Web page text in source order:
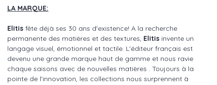
LA MARQUE:
Elitis fête déjà ses 30 ans d'existence! A la recherche
permanente des matières et des textures, Elitis invente un
langage visuel, émotionnel et tactile. L'éditeur français est
devenu une grande marque haut de gamme et nous ravie
chaque saisons avec de nouvelles matières . Toujours à la
pointe de l'innovation, les collections nous surprennent à